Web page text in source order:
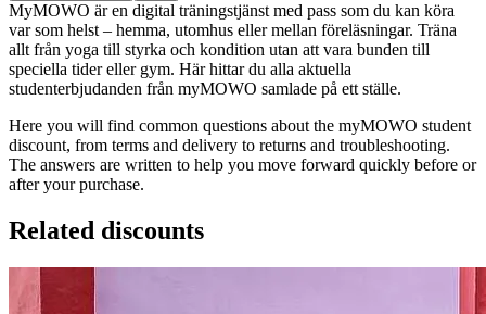
MyMOWO är en digital träningstjänst med pass som du kan köra
var som helst – hemma, utomhus eller mellan föreläsningar. Träna
allt från yoga till styrka och kondition utan att vara bunden till
speciella tider eller gym. Här hittar du alla aktuella
studenterbjudanden från myMOWO samlade på ett ställe.
Here you will find common questions about the myMOWO student
discount, from terms and delivery to returns and troubleshooting.
The answers are written to help you move forward quickly before or
after your purchase.
Related discounts